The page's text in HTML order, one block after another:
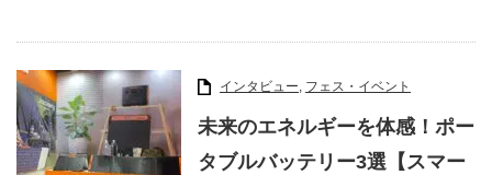
インタビュー フェス・イベント
未来のエネルギーを体感！ポー
タブルバッテリー3選【スマー